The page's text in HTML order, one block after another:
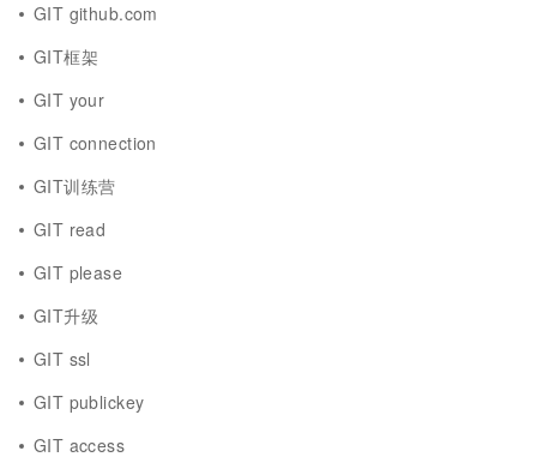
GIT github.com
GIT框架
GIT your
GIT connection
GIT训练营
GIT read
GIT please
GIT升级
GIT ssl
GIT publickey
GIT access